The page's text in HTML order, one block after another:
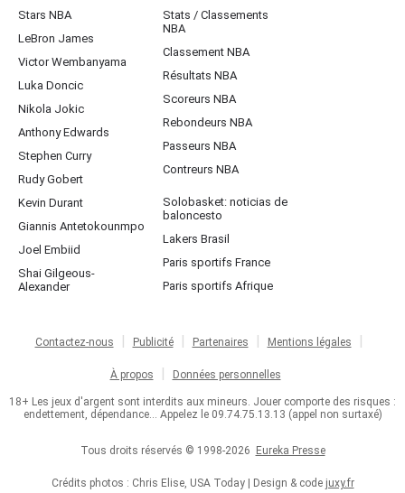
Stars NBA
LeBron James
Victor Wembanyama
Luka Doncic
Nikola Jokic
Anthony Edwards
Stephen Curry
Rudy Gobert
Kevin Durant
Giannis Antetokounmpo
Joel Embiid
Shai Gilgeous-
Alexander
Stats / Classements
NBA
Classement NBA
Résultats NBA
Scoreurs NBA
Rebondeurs NBA
Passeurs NBA
Contreurs NBA
Solobasket: noticias de
baloncesto
Lakers Brasil
Paris sportifs France
Paris sportifs Afrique
Contactez-nous Publicité Partenaires Mentions légales
À propos Données personnelles
18+ Les jeux d'argent sont interdits aux mineurs. Jouer comporte des risques :
endettement, dépendance... Appelez le 09.74.75.13.13 (appel non surtaxé)
Tous droits réservés © 1998-2026 Eureka Presse
Crédits photos : Chris Elise, USA Today | Design & code juxy.fr